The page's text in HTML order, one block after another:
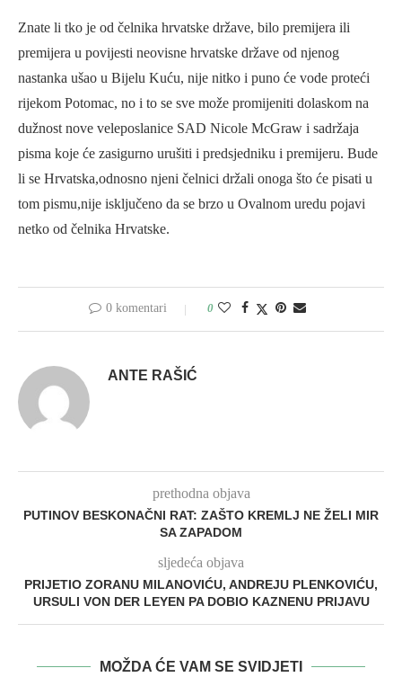
Znate li tko je od čelnika hrvatske države, bilo premijera ili
premijera u povijesti neovisne hrvatske države od njenog
nastanka ušao u Bijelu Kuću, nije nitko i puno će vode proteći
rijekom Potomac, no i to se sve može promijeniti dolaskom na
dužnost nove veleposlanice SAD Nicole McGraw i sadržaja
pisma koje će zasigurno urušiti i predsjedniku i premijeru. Bude
li se Hrvatska,odnosno njeni čelnici držali onoga što će pisati u
tom pismu,nije isključeno da se brzo u Ovalnom uredu pojavi
netko od čelnika Hrvatske.
0 komentari 0
ANTE RAŠIĆ
prethodna objava
PUTINOV BESKONAČNI RAT: ZAŠTO KREMLJ NE ŽELI MIR
SA ZAPADOM
sljedeća objava
PRIJETIO ZORANU MILANOVIĆU, ANDREJU PLENKOVIĆU,
URSULI VON DER LEYEN PA DOBIO KAZNENU PRIJAVU
MOŽDA ĆE VAM SE SVIDJETI